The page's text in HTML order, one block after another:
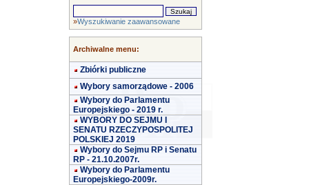
»Wyszukiwanie zaawansowane
Archiwalne menu:
Zbiórki publiczne
Wybory samorządowe - 2006
Wybory do Parlamentu
Europejskiego - 2019 r.
WYBORY DO SEJMU I
SENATU RZECZYPOSPOLITEJ
POLSKIEJ 2019
Wybory do Sejmu RP i Senatu
RP - 21.10.2007r.
Wybory do Parlamentu
Europejskiego-2009r.